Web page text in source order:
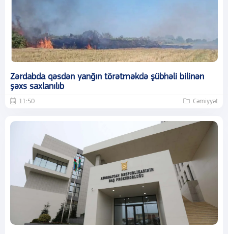
Zərdabda qəsdən yanğın törətməkdə şübhəli bilinən
şəxs saxlanılıb
11:50 Cəmiyyət